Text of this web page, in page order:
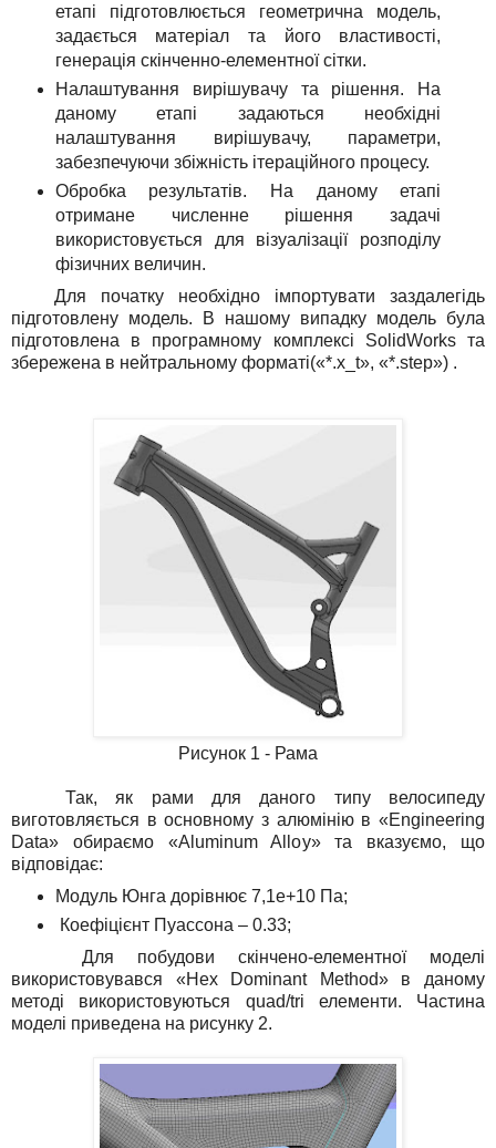
етапі підготовлюється геометрична модель,
задається матеріал та його властивості,
генерація скінченно-елементної сітки.
Налаштування вирішувачу та рішення. На
даному етапі задаються необхідні
налаштування вирішувачу, параметри,
забезпечуючи збіжність ітераційного процесу.
Обробка результатів. На даному етапі
отримане численне рішення задачі
використовується для візуалізації розподілу
фізичних величин.
Для початку необхідно імпортувати заздалегідь
підготовлену модель. В нашому випадку модель була
підготовлена в програмному комплексі SolidWorks та
збережена в нейтральному форматі(«*.x_t», «*.step») .
Рисунок 1 - Рама
Так, як рами для даного типу велосипеду
виготовляється в основному з алюмінію в «Engineering
Data» обираємо «Aluminum Alloy» та вказуємо, що
відповідає:
Модуль Юнга дорівнює 7,1е+10 Па;
Коефіцієнт Пуассона – 0.33;
Для побудови скінчено-елементної моделі
використовувався «Hex Dominant Method» в даному
методі використовуються quad/tri елементи. Частина
моделі приведена на рисунку 2.